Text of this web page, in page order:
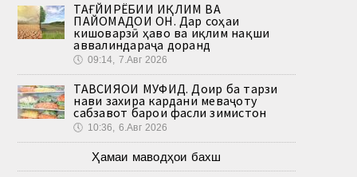
ТАҒЙИРЁБИИ ИҚЛИМ ВА
ПАЙОМАДҲОИ ОН. Дар соҳаи
кишоварзӣ ҳаво ва иқлим нақши
аввалиндараҷа доранд
🕔 09:14, 7.Авг 2026
ТАВСИЯҲОИ МУФИД. Доир ба тарзи
нави захира кардани меваҷоту
сабзавот барои фасли зимистон
🕔 10:36, 6.Авг 2026
Ҳамаи маводҳои бахш